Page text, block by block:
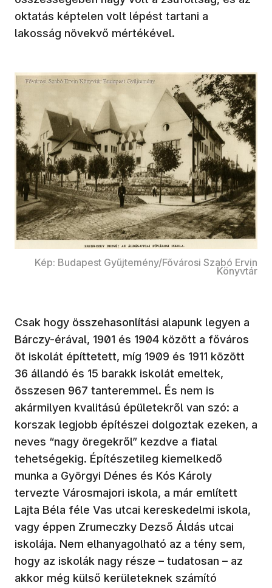
oktatás képtelen volt lépést tartani a
lakosság növekvő mértékével.
Kép: Budapest Gyűjtemény/Fővárosi Szabó Ervin
Könyvtár
Csak hogy összehasonlítási alapunk legyen a
Bárczy-érával, 1901 és 1904 között a főváros
öt iskolát építtetett, míg 1909 és 1911 között
36 állandó és 15 barakk iskolát emeltek,
összesen 967 tanteremmel. És nem is
akármilyen kvalitású épületekről van szó: a
korszak legjobb építészei dolgoztak ezeken, a
neves “nagy öregekről” kezdve a fiatal
tehetségekig. Építészetileg kiemelkedő
munka a Györgyi Dénes és Kós Károly
tervezte Városmajori iskola, a már említett
Lajta Béla féle Vas utcai kereskedelmi iskola,
vagy éppen Zrumeczky Dezső Áldás utcai
iskolája. Nem elhanyagolható az a tény sem,
hogy az iskolák nagy része – tudatosan – az
akkor még külső kerületeknek számító